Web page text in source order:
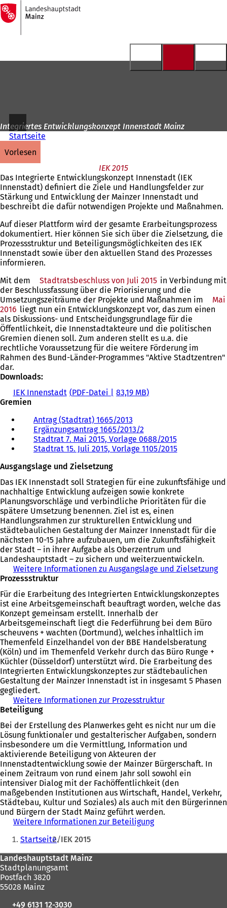
Inhalt anspringen
Zur
Startseite
Integriertes Entwicklungskonzept Innenstadt Mainz
Startseite
vorlesen
IEK 2015
Das Integrierte Entwicklungskonzept Innenstadt (IEK
Innenstadt) definiert die Ziele und Handlungsfelder zur
Stärkung und Entwicklung der Mainzer Innenstadt und
beschreibt die dafür notwendigen Projekte und Maßnahmen.
Auf dieser Plattform wird der gesamte Erarbeitungsprozess
dokumentiert. Hier können Sie sich über die Zielsetzung, die
Prozessstruktur und Beteiligungsmöglichkeiten des IEK
Innenstadt sowie über den aktuellen Stand des Prozesses
informieren.
Mit dem
Stadtratsbeschluss von Juli 2015 in Verbindung mit
der Beschlussfassung über die Priorisierung und die
Umsetzungszeiträume der Projekte und Maßnahmen im
Mai
2016 liegt nun ein Entwicklungskonzept vor, das zum einen
als Diskussions- und Entscheidungsgrundlage für die
Öffentlichkeit, die Innenstadtakteure und die politischen
Gremien dienen soll. Zum anderen stellt es u.a. die
rechtliche Voraussetzung für die weitere Förderung im
Rahmen des Bund-Länder-Programmes "Aktive Stadtzentren"
dar.
Downloads:
IEK Innenstadt PDF-Datei
83,19 MB
Gremien
Antrag (Stadtrat) 1665/2013
Ö
f
f
t
i
n
e
i
n
e
m
n
e
u
n
T
a
b
)
Ergänzungsantrag 1665/2013/2
Ö
f
e
t
i
n
e
i
n
e
m
n
e
e
n
T
a
b
)
Stadtrat 7. Mai 2015, Vorlage 0688/2015(
Ö
n
e
t
i
e
i
n
e
m
n
u
e
T
a
b
)
Stadtrat 15. Juli 2015, Vorlage 1105/2015(
f
n
e
t
n
e
i
n
e
m
e
u
n
T
a
b
)
Ausgangslage und Zielsetzung
Das IEK Innenstadt soll Strategien für eine zukunftsfähige und
nachhaltige Entwicklung aufzeigen sowie konkrete
Planungsvorschläge und verbindliche Prioritäten für die
spätere Umsetzung benennen. Ziel ist es, einen
Handlungsrahmen zur strukturellen Entwicklung und
städtebaulichen Gestaltung der Mainzer Innenstadt für die
nächsten 10-15 Jahre aufzubauen, um die Zukunftsfähigkeit
der Stadt – in ihrer Aufgabe als Oberzentrum und
Landeshauptstadt – zu sichern und weiterzuentwickeln.
Weitere Informationen zu Ausgangslage und Zielsetzung
Prozessstruktur
Für die Erarbeitung des Integrierten Entwicklungskonzeptes
ist eine Arbeitsgemeinschaft beauftragt worden, welche das
Konzept gemeinsam erstellt. Innerhalb der
Arbeitsgemeinschaft liegt die Federführung bei dem Büro
scheuvens + wachten (Dortmund), welches inhaltlich im
Themenfeld Einzelhandel von der BBE Handelsberatung
(Köln) und im Themenfeld Verkehr durch das Büro Runge +
Küchler (Düsseldorf) unterstützt wird. Die Erarbeitung des
Integrierten Entwicklungskonzeptes zur städtebaulichen
Gestaltung der Mainzer Innenstadt ist in insgesamt 5 Phasen
gegliedert.
Weitere Informationen zur Prozesstruktur
Beteiligung
Bei der Erstellung des Planwerkes geht es nicht nur um die
Lösung funktionaler und gestalterischer Aufgaben, sondern
insbesondere um die Vermittlung, Information und
aktivierende Beteiligung von Akteuren der
Innenstadtentwicklung sowie der Mainzer Bürgerschaft. In
einem Zeitraum von rund einem Jahr soll sowohl ein
intensiver Dialog mit der Fachöffentlichkeit (den
maßgebenden Institutionen aus Wirtschaft, Handel, Verkehr,
Städtebau, Kultur und Soziales) als auch mit den Bürgerinnen
und Bürgern der Stadt Mainz geführt werden.
Weitere Informationen zur Beteiligung
Sie
befinden
sich
hier:
Startseite IEK 2015
Fußbereich
Landeshauptstadt Mainz
Stadtplanungsamt
Postfach 3820
55028 Mainz
+49 6131 12-3030